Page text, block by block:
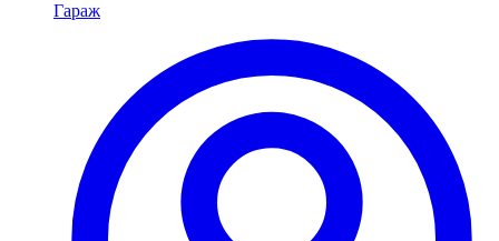
Гараж